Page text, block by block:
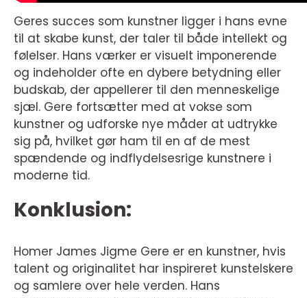
Geres succes som kunstner ligger i hans evne
til at skabe kunst, der taler til både intellekt og
følelser. Hans værker er visuelt imponerende
og indeholder ofte en dybere betydning eller
budskab, der appellerer til den menneskelige
sjæl. Gere fortsætter med at vokse som
kunstner og udforske nye måder at udtrykke
sig på, hvilket gør ham til en af de mest
spændende og indflydelsesrige kunstnere i
moderne tid.
Konklusion:
Homer James Jigme Gere er en kunstner, hvis
talent og originalitet har inspireret kunstelskere
og samlere over hele verden. Hans